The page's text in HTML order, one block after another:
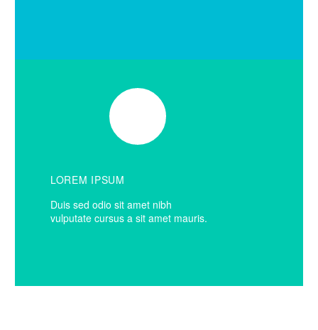
LOREM IPSUM
Duis sed odio sit amet nibh
vulputate cursus a sit amet mauris.